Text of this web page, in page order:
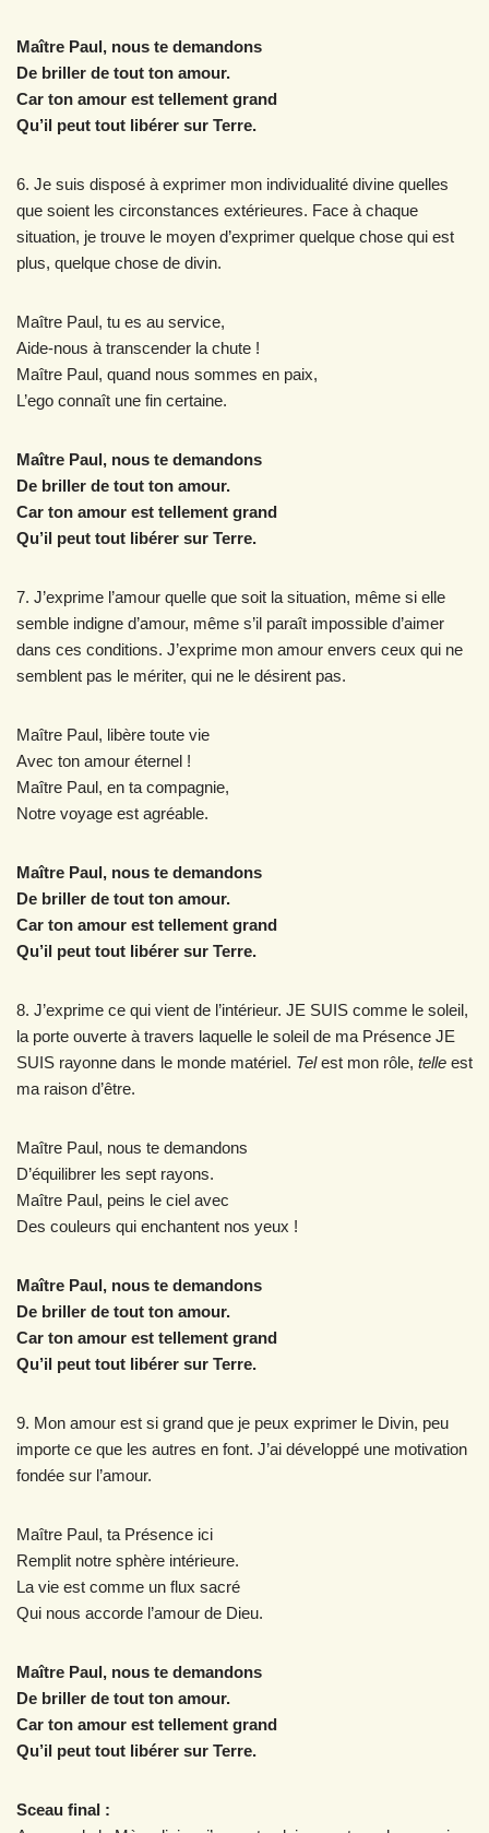
Maître Paul, nous te demandons
De briller de tout ton amour.
Car ton amour est tellement grand
Qu’il peut tout libérer sur Terre.
6. Je suis disposé à exprimer mon individualité divine quelles
que soient les circonstances extérieures. Face à chaque
situation, je trouve le moyen d’exprimer quelque chose qui est
plus, quelque chose de divin.
Maître Paul, tu es au service,
Aide-nous à transcender la chute !
Maître Paul, quand nous sommes en paix,
L’ego connaît une fin certaine.
Maître Paul, nous te demandons
De briller de tout ton amour.
Car ton amour est tellement grand
Qu’il peut tout libérer sur Terre.
7. J’exprime l’amour quelle que soit la situation, même si elle
semble indigne d’amour, même s’il paraît impossible d’aimer
dans ces conditions. J’exprime mon amour envers ceux qui ne
semblent pas le mériter, qui ne le désirent pas.
Maître Paul, libère toute vie
Avec ton amour éternel !
Maître Paul, en ta compagnie,
Notre voyage est agréable.
Maître Paul, nous te demandons
De briller de tout ton amour.
Car ton amour est tellement grand
Qu’il peut tout libérer sur Terre.
8. J’exprime ce qui vient de l’intérieur. JE SUIS comme le soleil,
la porte ouverte à travers laquelle le soleil de ma Présence JE
SUIS rayonne dans le monde matériel. Telest mon rôle, telle est
ma raison d’être.
Maître Paul, nous te demandons
D’équilibrer les sept rayons.
Maître Paul, peins le ciel avec
Des couleurs qui enchantent nos yeux !
Maître Paul, nous te demandons
De briller de tout ton amour.
Car ton amour est tellement grand
Qu’il peut tout libérer sur Terre.
9. Mon amour est si grand que je peux exprimer le Divin, peu
importe ce que les autres en font. J’ai développé une motivation
fondée sur l’amour.
Maître Paul, ta Présence ici
Remplit notre sphère intérieure.
La vie est comme un flux sacré
Qui nous accorde l’amour de Dieu.
Maître Paul, nous te demandons
De briller de tout ton amour.
Car ton amour est tellement grand
Qu’il peut tout libérer sur Terre.
Sceau final :